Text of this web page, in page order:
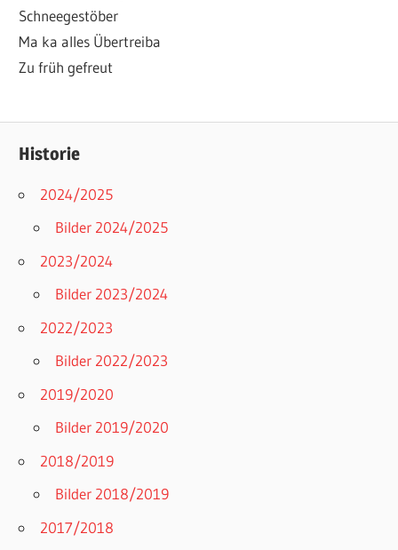
Schneegestöber
Ma ka alles Übertreiba
Zu früh gefreut
Historie
2024/2025
Bilder 2024/2025
2023/2024
Bilder 2023/2024
2022/2023
Bilder 2022/2023
2019/2020
Bilder 2019/2020
2018/2019
Bilder 2018/2019
2017/2018